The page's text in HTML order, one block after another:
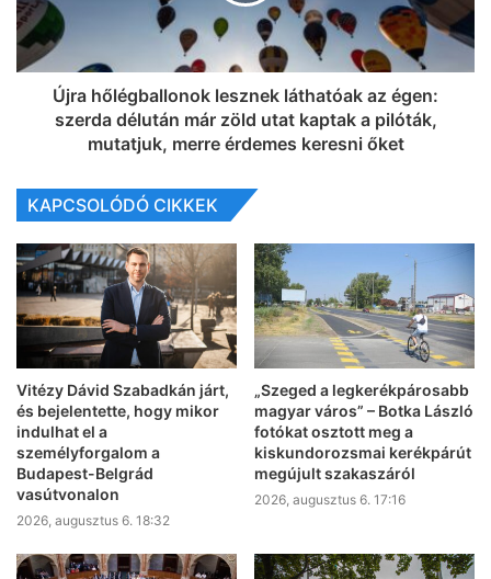
Újra hőlégballonok lesznek láthatóak az égen:
szerda délután már zöld utat kaptak a pilóták,
mutatjuk, merre érdemes keresni őket
KAPCSOLÓDÓ CIKKEK
Vitézy Dávid Szabadkán járt,
és bejelentette, hogy mikor
indulhat el a
személyforgalom a
Budapest-Belgrád
vasútvonalon
2026, augusztus 6. 18:32
„Szeged a legkerékpárosabb
magyar város” – Botka László
fotókat osztott meg a
kiskundorozsmai kerékpárút
megújult szakaszáról
2026, augusztus 6. 17:16